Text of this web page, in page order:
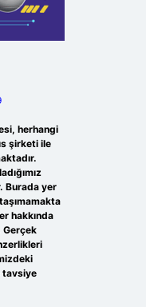
herhangi
şirketi ile
Burada yer
hakkında
Gerçek
tavsiye